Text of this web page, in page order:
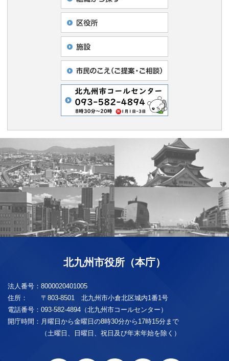
北九州市役所（本庁）
法人番号： 8000020401005
住所：
〒803-8501 北九州市小倉北区城内1番1号
電話番号： 093-582-4894（北九州市コールセンター）
開庁時間： 月曜日から金曜日の8時30分から17時15分まで
（土曜日、日曜日、祝日及び年末年始を除く）